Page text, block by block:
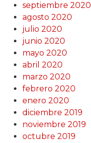
septiembre 2020
agosto 2020
julio 2020
junio 2020
mayo 2020
abril 2020
marzo 2020
febrero 2020
enero 2020
diciembre 2019
noviembre 2019
octubre 2019